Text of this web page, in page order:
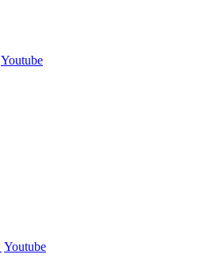
Youtube
Youtube